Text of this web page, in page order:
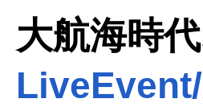
大航海時